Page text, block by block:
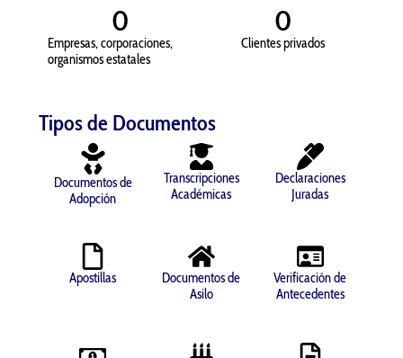
Empresas, corporaciones,
organismos estatales
0
Clientes privados
0
Tipos de Documentos
Documentos de
Adopción
Transcripciones
Académicas
Declaraciones
Juradas
Apostillas
Documentos de
Asilo
Verificación de
Antecedentes